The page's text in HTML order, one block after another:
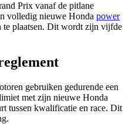
Prix vanaf de pitlane
volledig nieuwe Honda power
te plaatsen. Dit wordt zijn vijfde
gebruiken gedurende een
met zijn nieuwe Honda
tussen kwalificatie en race. Dit